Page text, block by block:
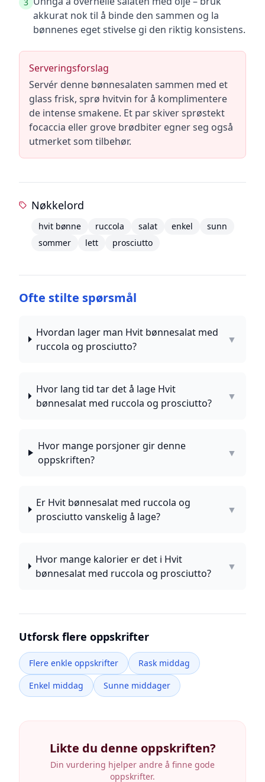
akkurat nok til å binde den sammen og la
bønnenes eget stivelse gi den riktig konsistens.
Serveringsforslag
Servér denne bønnesalaten sammen med et
glass frisk, sprø hvitvin for å komplimentere
de intense smakene. Et par skiver sprøstekt
focaccia eller grove brødbiter egner seg også
utmerket som tilbehør.
Nøkkelord
hvit bønne ruccola salat enkel
sunn
sommer
lett prosciutto
Ofte stilte spørsmål
Hvordan lager man Hvit bønnesalat med
ruccola og prosciutto?
▼
Hvor lang tid tar det å lage Hvit
bønnesalat med ruccola og prosciutto?
▼
Hvor mange porsjoner gir denne
oppskriften?
▼
Er Hvit bønnesalat med ruccola og
prosciutto vanskelig å lage?
▼
Hvor mange kalorier er det i Hvit
bønnesalat med ruccola og prosciutto?
▼
Utforsk flere oppskrifter
Flere enkle oppskrifter
Rask middag
Enkel middag
Sunne middager
Likte du denne oppskriften?
Din vurdering hjelper andre å finne gode
oppskrifter.